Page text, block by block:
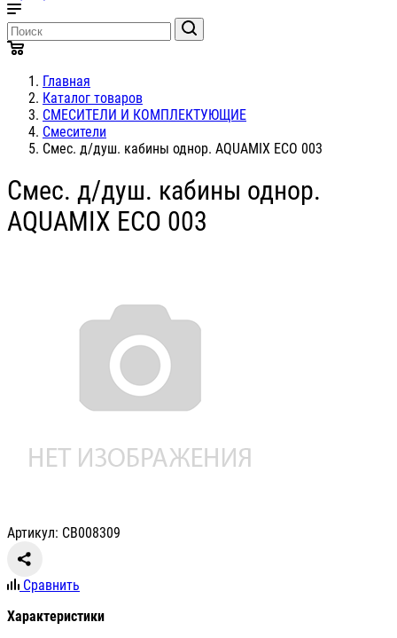
Главная
Каталог товаров
СМЕСИТЕЛИ И КОМПЛЕКТУЮЩИЕ
Смесители
Смес. д/душ. кабины однор. AQUAMIX ECO 003
Смес. д/душ. кабины однор.
AQUAMIX ECO 003
Артикул: СВ008309
Сравнить
Характеристики